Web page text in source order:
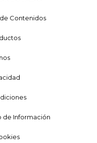
Contenidos
de Información